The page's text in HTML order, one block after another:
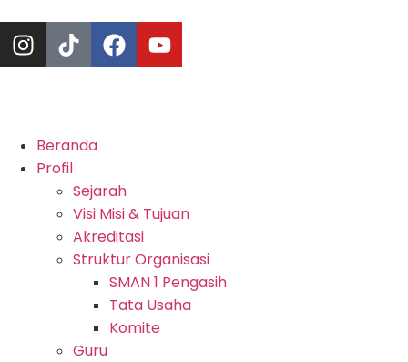
Beranda
Profil
Sejarah
Visi Misi & Tujuan
Akreditasi
Struktur Organisasi
SMAN 1 Pengasih
Tata Usaha
Komite
Guru